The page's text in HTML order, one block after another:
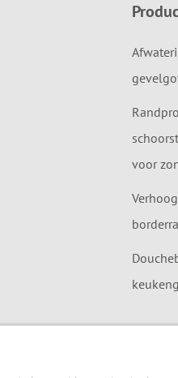
voor